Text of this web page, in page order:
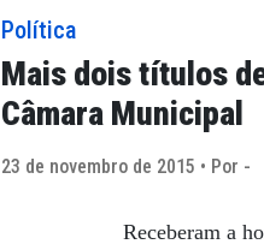
Política
Mais dois títulos
Câmara Municipal
23 de novembro de 2015 • Por -
Receberam a